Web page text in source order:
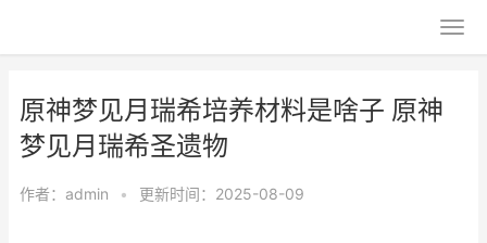
原神梦见月瑞希培养材料是啥子 原神
梦见月瑞希圣遗物
作者： admin • 更新时间：2025-08-09